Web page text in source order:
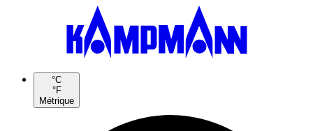
°C
°F
Métrique